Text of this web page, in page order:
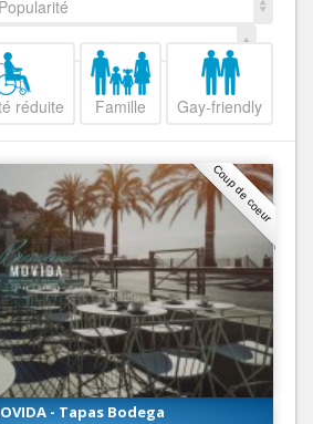
Popularité
réduite Famille Gay-friendly
Coup de coeur
- Tapas Bodega